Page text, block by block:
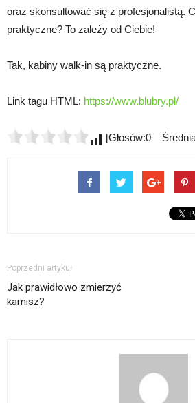
oraz skonsultować się z profesjonalistą.
praktyczne? To zależy od Ciebie!
Tak, kabiny walk-in są praktyczne.
Link tagu HTML: https://www.blubry.pl/
[Głosów:0
Poprzedni artykuł
Jak prawidłowo zmierzyć
karnisz?